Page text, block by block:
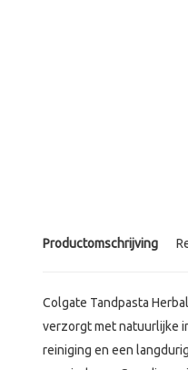
Productomschrijving
Colgate Tandpasta
verzorgt met natuurlijke
reiniging en een